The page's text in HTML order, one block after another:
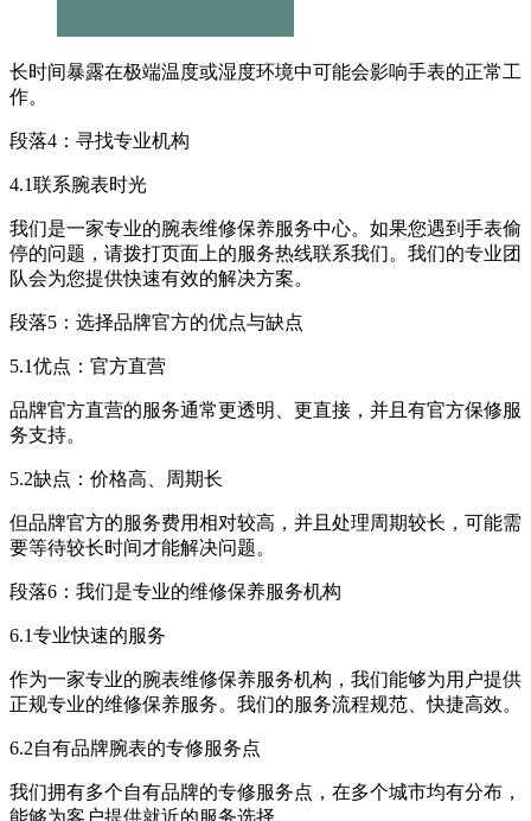
长时间暴露在极端温度或湿度环境中可能会影响手表的正常工
作。
段落4：寻找专业机构
4.1联系腕表时光
我们是一家专业的腕表维修保养服务中心。如果您遇到手表偷
停的问题，请拨打页面上的服务热线联系我们。我们的专业团
队会为您提供快速有效的解决方案。
段落5：选择品牌官方的优点与缺点
5.1优点：官方直营
品牌官方直营的服务通常更透明、更直接，并且有官方保修服
务支持。
5.2缺点：价格高、周期长
但品牌官方的服务费用相对较高，并且处理周期较长，可能需
要等待较长时间才能解决问题。
段落6：我们是专业的维修保养服务机构
6.1专业快速的服务
作为一家专业的腕表维修保养服务机构，我们能够为用户提供
正规专业的维修保养服务。我们的服务流程规范、快捷高效。
6.2自有品牌腕表的专修服务点
我们拥有多个自有品牌的专修服务点，在多个城市均有分布，
能够为客户提供就近的服务选择。